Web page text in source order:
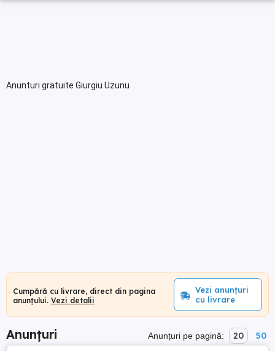
Anunturi gratuite Giurgiu Uzunu
Cumpără cu livrare, direct din pagina
anunțului. Vezi detalii
Vezi anunțuri
cu livrare
Anunțuri Anunțuri pe pagină: 20 50